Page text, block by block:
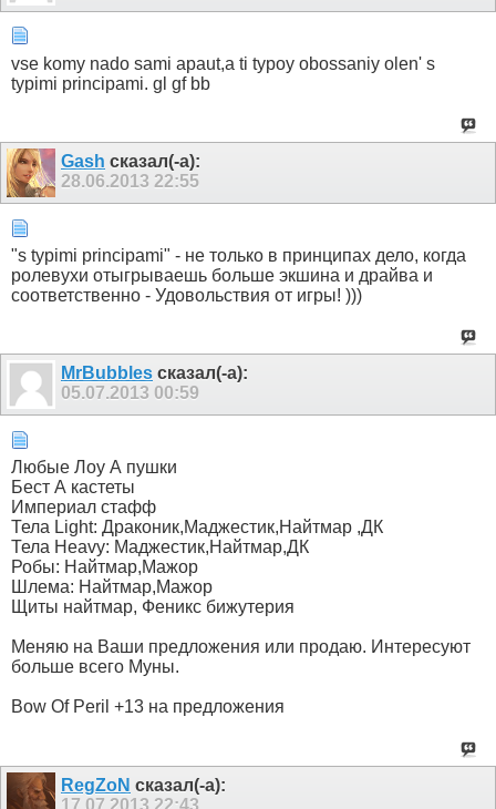
vse komy nado sami apaut,a ti typoy obossaniy olen' s
typimi principami. gl gf bb
Gash сказал(-а):
28.06.2013 22:55
"s typimi principami" - не только в принципах дело, когда
ролевухи отыгрываешь больше экшина и драйва и
соответственно - Удовольствия от игры! )))
MrBubbles сказал(-а):
05.07.2013 00:59
Любые Лоу А пушки
Бест А кастеты
Империал стафф
Тела Light: Драконик,Маджестик,Найтмар ,ДК
Тела Heavy: Маджестик,Найтмар,ДК
Робы: Найтмар,Мажор
Шлема: Найтмар,Мажор
Щиты найтмар, Феникс бижутерия
Меняю на Ваши предложения или продаю. Интересуют
больше всего Муны.
Bow Of Peril +13 на предложения
RegZoN сказал(-а):
17.07.2013 22:43